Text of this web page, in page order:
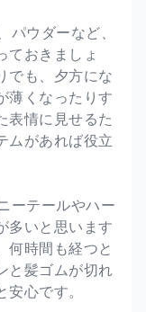
パウダーなど、
ておきましょ
でも、夕方にな
薄くなったりす
表情に見せるた
ムがあれば役立
ーテールやハー
多いと思います
何時間も経つと
と髪ゴムが切れ
心です。